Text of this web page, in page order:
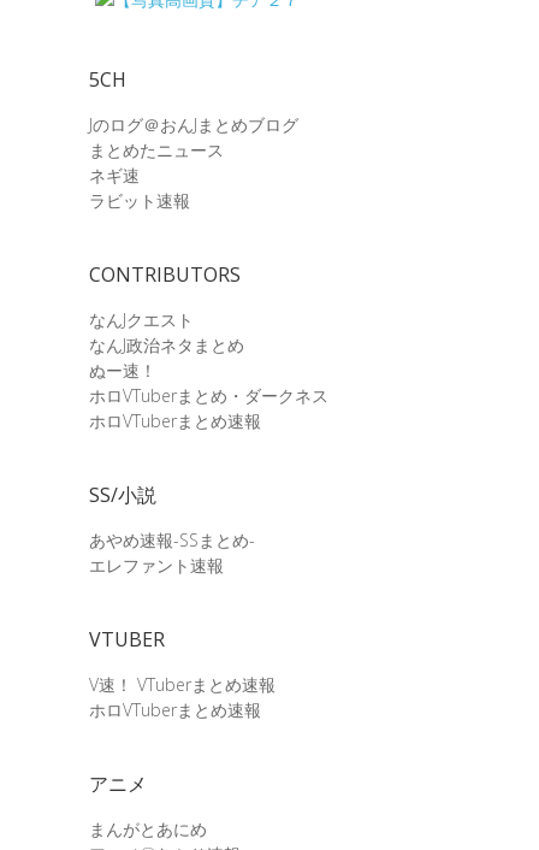
5CH
Jのログ＠おんJまとめブログ
まとめたニュース
ネギ速
ラビット速報
CONTRIBUTORS
なんJクエスト
なんJ政治ネタまとめ
ぬー速！
ホロVTuberまとめ・ダークネス
ホロVTuberまとめ速報
SS/小説
あやめ速報-SSまとめ-
エレファント速報
VTUBER
V速！ VTuberまとめ速報
ホロVTuberまとめ速報
アニメ
まんがとあにめ